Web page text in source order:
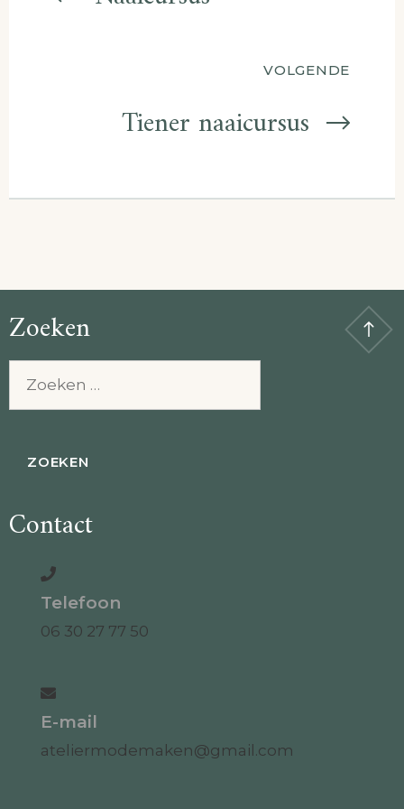
VOLGENDE
Tiener naaicursus
Zoeken
Contact
Telefoon
06 30 27 77 50
E-mail
ateliermodemaken@gmail.com